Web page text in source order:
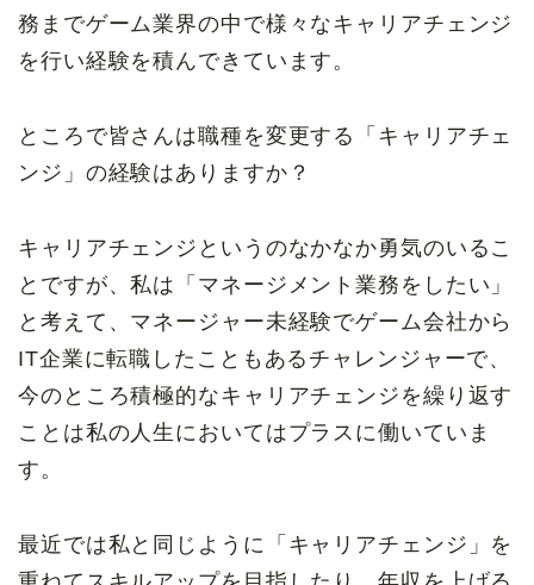
務までゲーム業界の中で様々なキャリアチェンジ
を行い経験を積んできています。
ところで皆さんは職種を変更する「キャリアチェ
ンジ」の経験はありますか？
キャリアチェンジというのなかなか勇気のいるこ
とですが、私は「マネージメント業務をしたい」
と考えて、マネージャー未経験でゲーム会社から
IT企業に転職したこともあるチャレンジャーで、
今のところ積極的なキャリアチェンジを繰り返す
ことは私の人生においてはプラスに働いていま
す。
最近では私と同じように「キャリアチェンジ」を